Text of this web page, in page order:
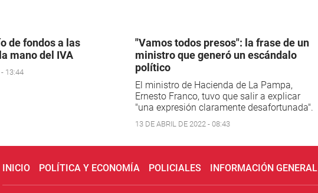
de fondos a las
mano del IVA
- 13:44
"Vamos todos presos": la frase de un
ministro que generó un escándalo
político
El ministro de Hacienda de La Pampa,
Ernesto Franco, tuvo que salir a explicar
"una expresión claramente desafortunada".
13 DE ABRIL DE 2022 - 08:43
INICIO POLÍTICA Y ECONOMÍA POLICIALES INFORMACIÓN GENERAL